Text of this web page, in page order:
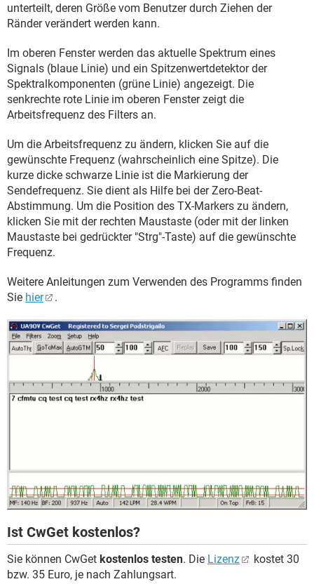
unterteilt, deren Größe vom Benutzer durch Ziehen der
Ränder verändert werden kann.
Im oberen Fenster werden das aktuelle Spektrum eines
Signals (blaue Linie) und ein Spitzenwertdetektor der
Spektralkomponenten (grüne Linie) angezeigt. Die
senkrechte rote Linie im oberen Fenster zeigt die
Arbeitsfrequenz des Filters an.
Um die Arbeitsfrequenz zu ändern, klicken Sie auf die
gewünschte Frequenz (wahrscheinlich eine Spitze). Die
kurze dicke schwarze Linie ist die Markierung der
Sendefrequenz. Sie dient als Hilfe bei der Zero-Beat-
Abstimmung. Um die Position des TX-Markers zu ändern,
klicken Sie mit der rechten Maustaste (oder mit der linken
Maustaste bei gedrückter "Strg"-Taste) auf die gewünschte
Frequenz.
Weitere Anleitungen zum Verwenden des Programms finden
Sie hier .
Ist CwGet kostenlos?
Sie können CwGet kostenlos testen. Die Lizenz
kostet 30
bzw. 35 Euro, je nach Zahlungsart.